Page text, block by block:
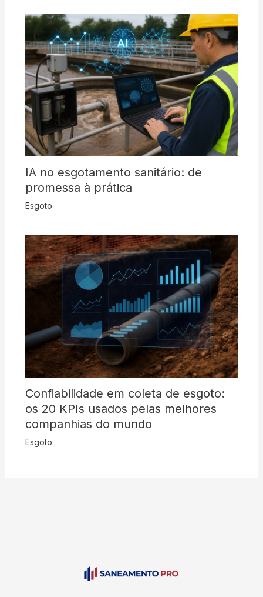
IA no esgotamento sanitário: de
promessa à prática
Esgoto
Confiabilidade em coleta de esgoto:
os 20 KPIs usados pelas melhores
companhias do mundo
Esgoto